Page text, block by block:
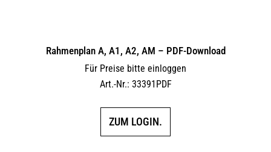
Rahmenplan A, A1, A2, AM – PDF-Download
Für Preise bitte einloggen
Art.-Nr.: 33391PDF
ZUM LOGIN.